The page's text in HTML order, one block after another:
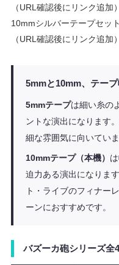
（URL確認後にリンク追加）
10mmシルバーテープセッ
（URL確認後にリンク追加）
5mmと10mm、テー
5mmテープは細い糸の
ントな演出になります
細な雰囲気に向いていま
10mmテープ（本機）
迫力ある演出になりま
ト・ライブのフィナー
ーンにおすすめです。
バズーカ砲シリーズ全